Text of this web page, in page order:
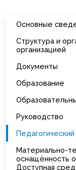
Основные
Структура и
организацией
Документы
Образование
Руководство
Педагогический
Материально-
оснащённость
Доступная